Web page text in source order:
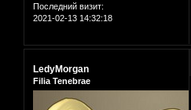
Последний визит:
2021-02-13 14:32:18
LedyMorgan
Filia Tenebrae